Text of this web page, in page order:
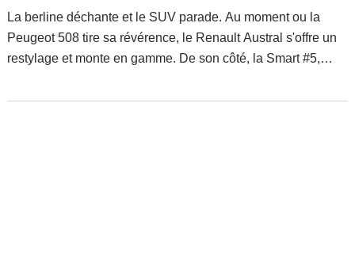
La berline déchante et le SUV parade. Au moment ou la
Peugeot 508 tire sa révérence, le Renault Austral s'offre un
restylage et monte en gamme. De son côté, la Smart #5,
de la craquante Fiat Seicento des années 90.